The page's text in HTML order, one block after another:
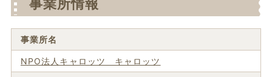
事業所情報
事業所名
NPO法人キャロッツ キャロッツ